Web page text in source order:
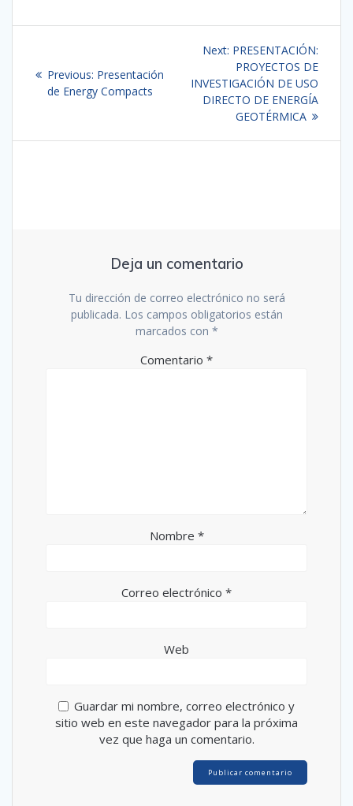
de
entradas
Previous: Previous
post:
Presentación
de Energy Compacts
Next: Next
post:
PRESENTACIÓN:
PROYECTOS DE
INVESTIGACIÓN DE USO
DIRECTO DE ENERGÍA
GEOTÉRMICA
Deja un comentario
Tu dirección de correo electrónico no será
publicada. Los campos obligatorios están
marcados con *
Comentario *
Nombre *
Correo electrónico *
Web
Guardar mi nombre, correo electrónico y
sitio web en este navegador para la próxima
vez que haga un comentario.